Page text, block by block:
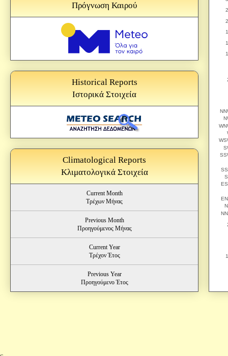
Πρόγνωση Καιρού
Historical Reports
Ιστορικά Στοιχεία
Climatological Reports
Κλιματολογικά Στοιχεία
Current Month
Τρέχων Μήνας
Previous Month
Προηγούμενος Μήνας
Current Year
Τρέχον Έτος
Previous Year
Προηγούμενο Έτος